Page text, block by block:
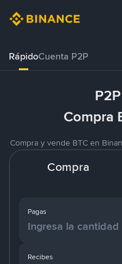
RápidoCuenta P2P
Compra
Compra y vende BTC en
Compra
Pagas
Recibes